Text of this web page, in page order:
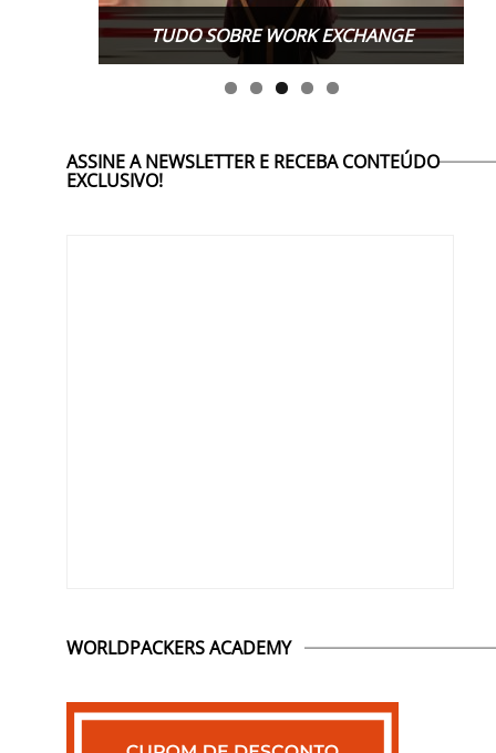
TUDO SOBRE WORK EXCHANGE
ASSINE A NEWSLETTER E RECEBA CONTEÚDO
EXCLUSIVO!
WORLDPACKERS ACADEMY